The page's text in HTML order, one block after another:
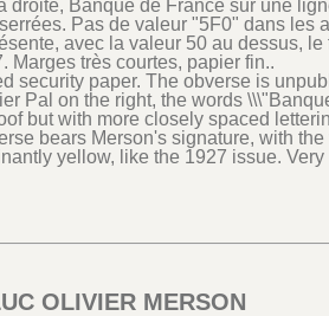
Banque de France sur une
Pas de valeur "5F0" dans les
avec la valeur 50 au dessus, le
Marges très courtes, papier fin..
security paper. The obverse is
Pal on the right, the words
but with more closely spaced
bears Merson's signature, with the
yellow, like the 1927 issue. Very
OLIVIER MERSON